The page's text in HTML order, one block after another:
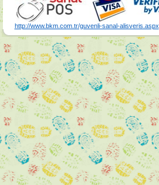
http://www.bkm.com.tr/guvenli-sanal-alisveris.aspx